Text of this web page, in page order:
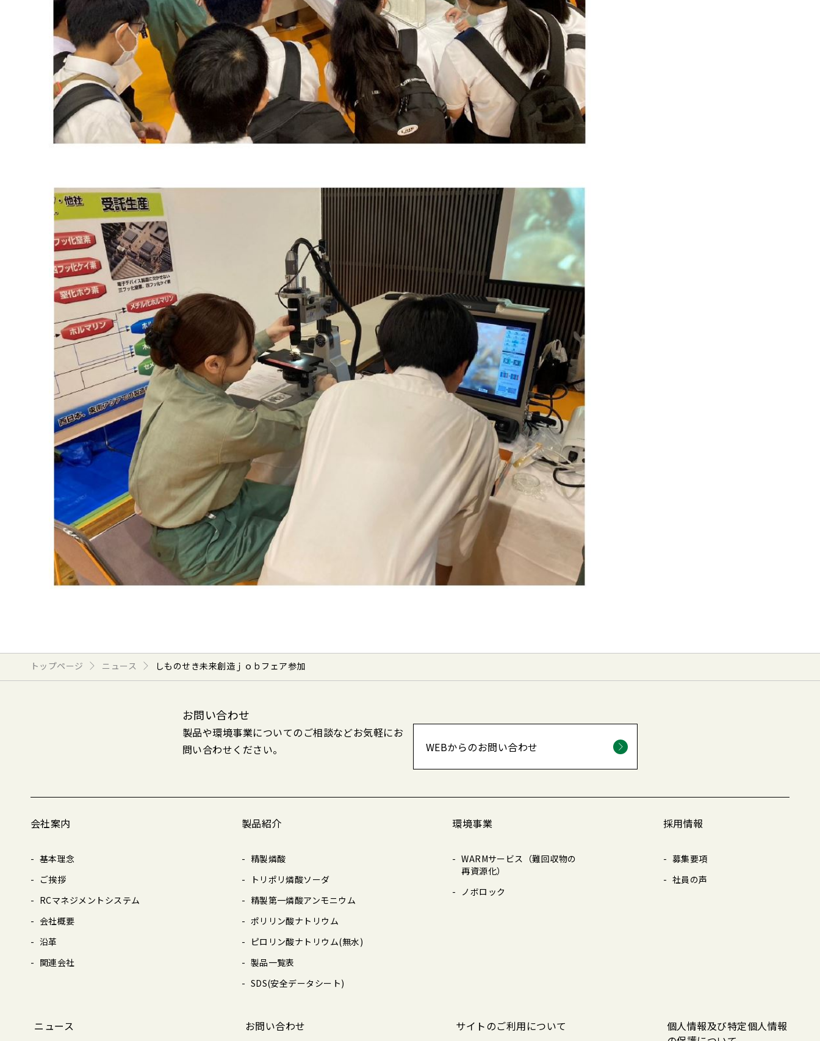
トップページ ニュース しものせき未来創造ｊｏｂフェア参加
お問い合わせ
製品や環境事業についてのご相談などお気軽にお
問い合わせください。
WEBからのお問い合わせ
会社案内
基本理念
ご挨拶
RCマネジメントシステム
会社概要
沿革
関連会社
製品紹介
精製燐酸
トリポリ燐酸ソーダ
精製第一燐酸アンモニウム
ポリリン酸ナトリウム
ピロリン酸ナトリウム(無水)
製品一覧表
SDS(安全データシート)
環境事業
WARMサービス（難回収物の
再資源化）
ノボロック
採用情報
募集要項
社員の声
ニュース お問い合わせ サイトのご利用について
個人情報及び特定個人情報